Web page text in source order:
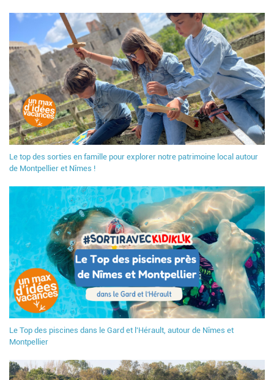
Le top des sorties en famille pour explorer notre patrimoine local autour
de Montpellier et Nîmes !
Le Top des piscines dans le Gard et l'Hérault, autour de Nîmes et
Montpellier